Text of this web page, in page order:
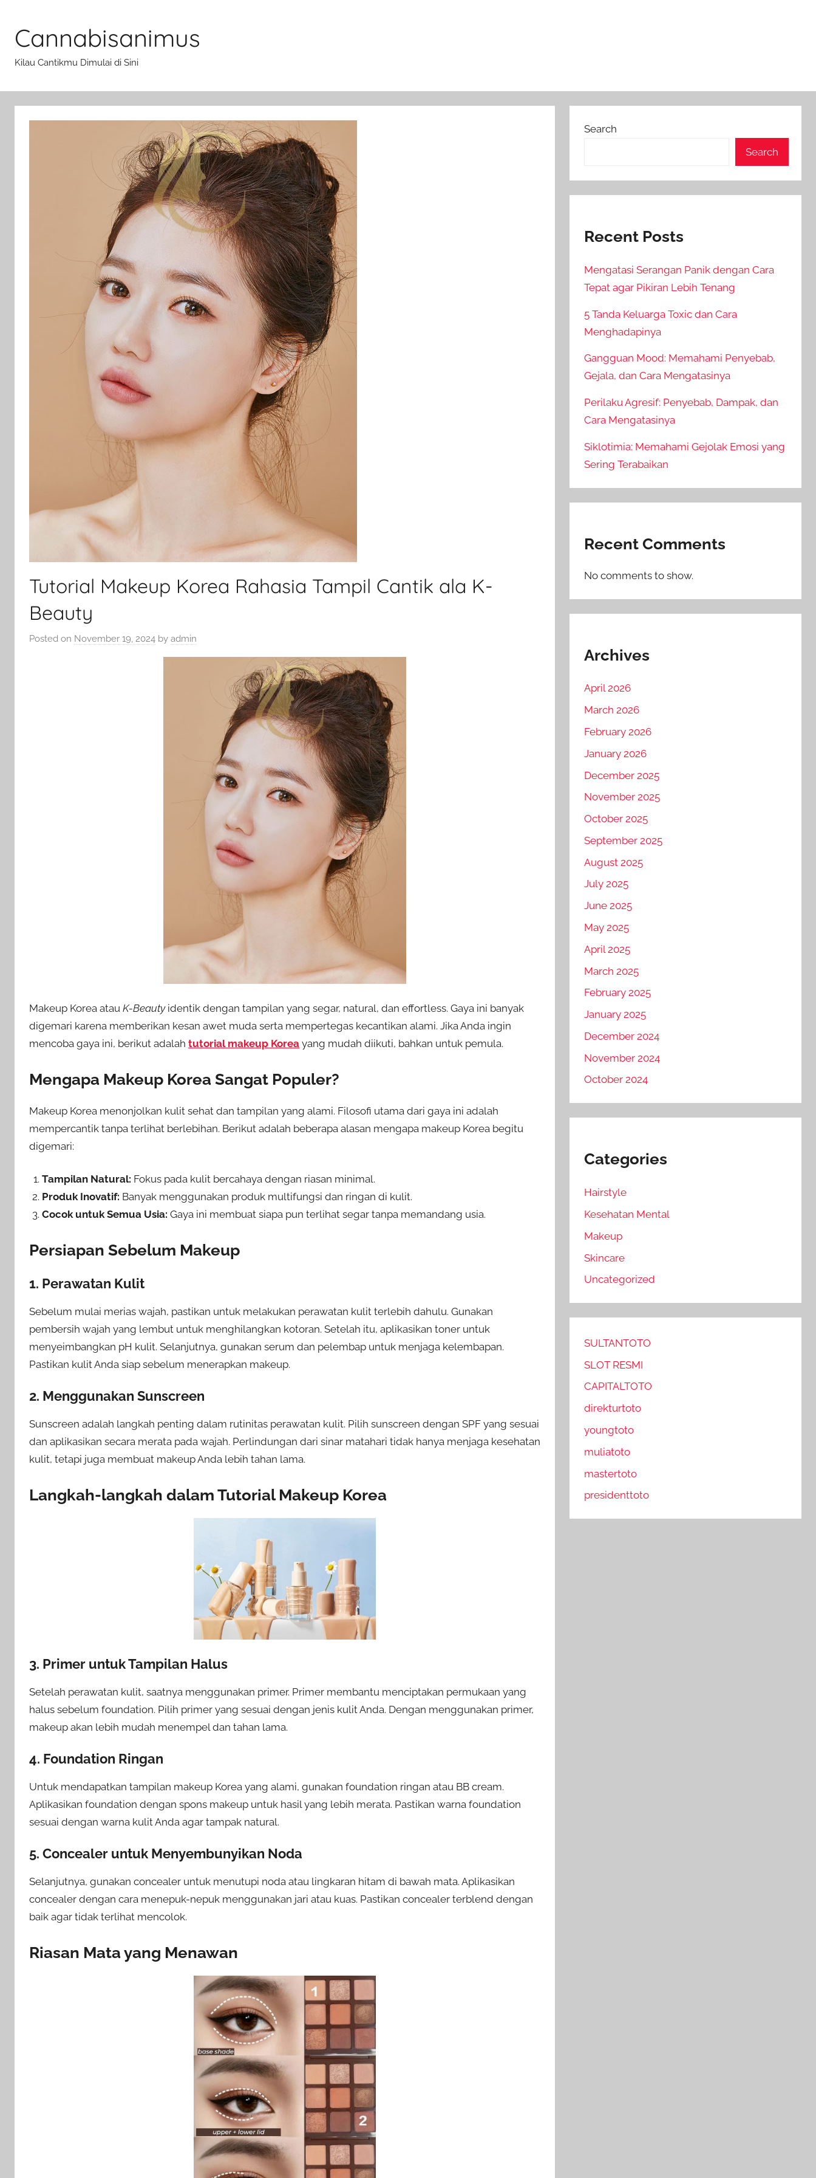
content
Cannabisanimus
Kilau Cantikmu Dimulai di Sini
Tutorial Makeup Korea Rahasia Tampil Cantik ala K-
Beauty
Posted on November 19, 2024 by admin
Makeup Korea atau K-Beautyidentik dengan tampilan yang segar, natural, dan effortless. Gaya ini banyak
digemari karena memberikan kesan awet muda serta mempertegas kecantikan alami. Jika Anda ingin
mencoba gaya ini, berikut adalah tutorial makeup Korea yang mudah diikuti, bahkan untuk pemula.
Mengapa Makeup Korea Sangat Populer?
Makeup Korea menonjolkan kulit sehat dan tampilan yang alami. Filosofi utama dari gaya ini adalah
mempercantik tanpa terlihat berlebihan. Berikut adalah beberapa alasan mengapa makeup Korea begitu
digemari:
Tampilan Natural: Fokus pada kulit bercahaya dengan riasan minimal.
Produk Inovatif: Banyak menggunakan produk multifungsi dan ringan di kulit.
Cocok untuk Semua Usia: Gaya ini membuat siapa pun terlihat segar tanpa memandang usia.
Persiapan Sebelum Makeup
1. Perawatan Kulit
Sebelum mulai merias wajah, pastikan untuk melakukan perawatan kulit terlebih dahulu. Gunakan
pembersih wajah yang lembut untuk menghilangkan kotoran. Setelah itu, aplikasikan toner untuk
menyeimbangkan pH kulit. Selanjutnya, gunakan serum dan pelembap untuk menjaga kelembapan.
Pastikan kulit Anda siap sebelum menerapkan makeup.
2. Menggunakan Sunscreen
Sunscreen adalah langkah penting dalam rutinitas perawatan kulit. Pilih sunscreen dengan SPF yang sesuai
dan aplikasikan secara merata pada wajah. Perlindungan dari sinar matahari tidak hanya menjaga kesehatan
kulit, tetapi juga membuat makeup Anda lebih tahan lama.
Langkah-langkah dalam Tutorial Makeup Korea
3. Primer untuk Tampilan Halus
Setelah perawatan kulit, saatnya menggunakan primer. Primer membantu menciptakan permukaan yang
halus sebelum foundation. Pilih primer yang sesuai dengan jenis kulit Anda. Dengan menggunakan primer,
makeup akan lebih mudah menempel dan tahan lama.
4. Foundation Ringan
Untuk mendapatkan tampilan makeup Korea yang alami, gunakan foundation ringan atau BB cream.
Aplikasikan foundation dengan spons makeup untuk hasil yang lebih merata. Pastikan warna foundation
sesuai dengan warna kulit Anda agar tampak natural.
5. Concealer untuk Menyembunyikan Noda
Selanjutnya, gunakan concealer untuk menutupi noda atau lingkaran hitam di bawah mata. Aplikasikan
concealer dengan cara menepuk-nepuk menggunakan jari atau kuas. Pastikan concealer terblend dengan
baik agar tidak terlihat mencolok.
Riasan Mata yang Menawan
Search
Search
Recent Posts
Mengatasi Serangan Panik dengan Cara
Tepat agar Pikiran Lebih Tenang
5 Tanda Keluarga Toxic dan Cara
Menghadapinya
Gangguan Mood: Memahami Penyebab,
Gejala, dan Cara Mengatasinya
Perilaku Agresif: Penyebab, Dampak, dan
Cara Mengatasinya
Siklotimia: Memahami Gejolak Emosi yang
Sering Terabaikan
Recent Comments
No comments to show.
Archives
April 2026
March 2026
February 2026
January 2026
December 2025
November 2025
October 2025
September 2025
August 2025
July 2025
June 2025
May 2025
April 2025
March 2025
February 2025
January 2025
December 2024
November 2024
October 2024
Categories
Hairstyle
Kesehatan Mental
Makeup
Skincare
Uncategorized
SULTANTOTO
SLOT RESMI
CAPITALTOTO
direkturtoto
youngtoto
muliatoto
mastertoto
presidenttoto